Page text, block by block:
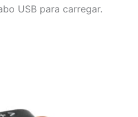
USB para carregar.